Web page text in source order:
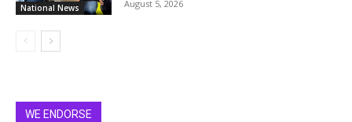
National News August 5, 2026
WE ENDORSE